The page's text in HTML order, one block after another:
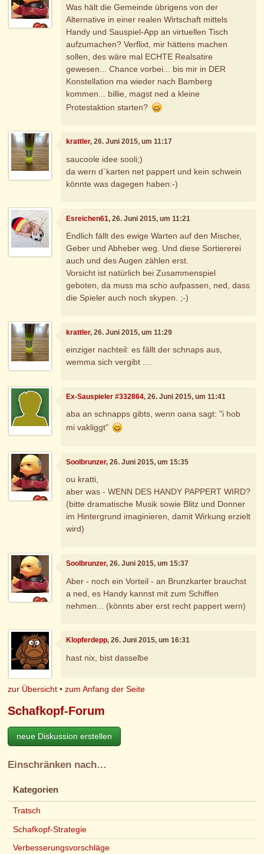
Was hält die Gemeinde übrigens von der
Alternative in einer realen Wirtschaft mittels
Handy und Sauspiel-App an virtuellen Tisch
aufzumachen? Verflixt, mir hättens machen
sollen, des wäre mal ECHTE Realsatire
gewesen... Chance vorbei... bis mir in DER
Konstellation ma wieder nach Bamberg
kommen... billie, magst ned a kleine
Protestaktion starten?
krattler, 26. Juni 2015, um 11:17
saucoole idee sooli;)
da wern d`karten net pappert und kein schwein
könnte was dagegen haben:-)
Esreichen61, 26. Juni 2015, um 11:21
Endlich fällt des ewige Warten auf den Mischer,
Geber und Abheber weg. Und diese Sortiererei
auch und des Augen zählen erst.
Vorsicht ist natürlich bei Zusammenspiel
geboten, da muss ma scho aufpassen, ned, dass
die Spieler auch noch skypen. ;-)
krattler, 26. Juni 2015, um 11:29
einziger nachteil: es fällt der schnaps aus,
wemma sich vergibt ....
Ex-Sauspieler #332864, 26. Juni 2015, um 11:41
aba an schnapps gibts, wenn oana sagt: "i hob
mi vakliggt"
Soolbrunzer, 26. Juni 2015, um 15:35
ou kratti,
aber was - WENN DES HANDY PAPPERT WIRD?
(bitte dramatische Musik sowie Blitz und Donner
im Hintergrund imaginieren, damit Wirkung erzielt
wird)
Soolbrunzer, 26. Juni 2015, um 15:37
Aber - noch ein Vorteil - an Brunzkarter brauchst
a ned, es Handy kannst mit zum Schiffen
nehmen... (könnts aber erst recht pappert wern)
Klopferdepp, 26. Juni 2015, um 16:31
hast nix, bist dasselbe
zur Übersicht •zum Anfang der Seite
Schafkopf-Forum
neue Diskussion erstellen
Einschränken nach…
Kategorien
Tratsch
Schafkopf-Strategie
Verbesserungsvorschläge